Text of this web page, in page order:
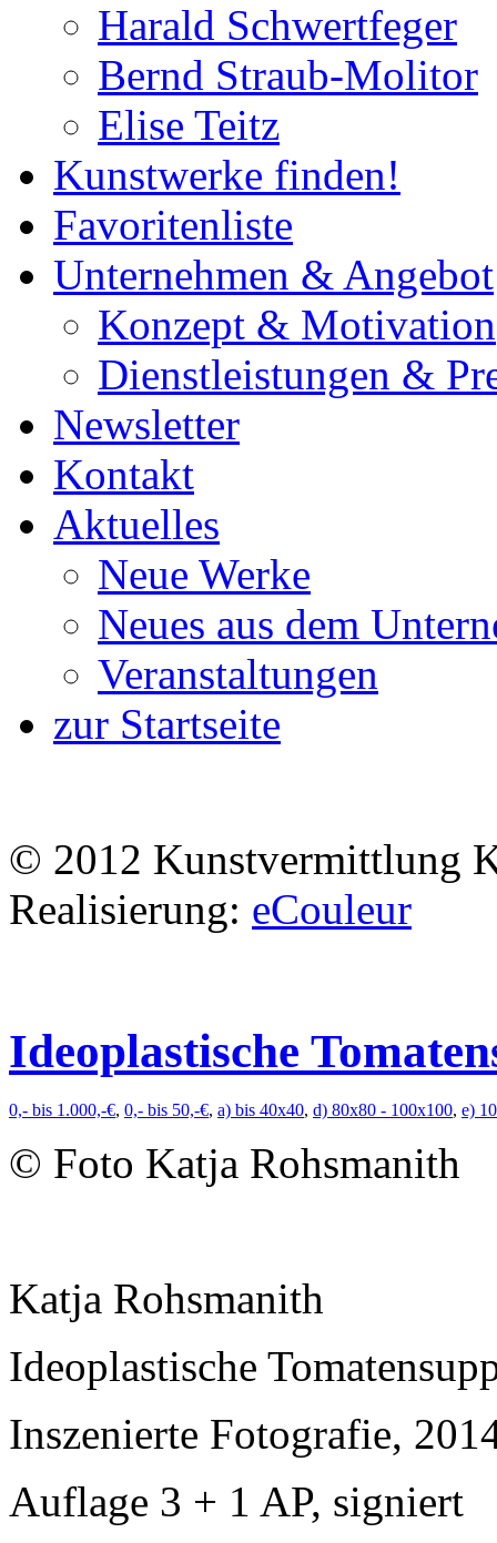
Harald Schwertfeger
Bernd Straub-Molitor
Elise Teitz
Kunstwerke finden!
Favoritenliste
Unternehmen & Angebot
Konzept & Motivation
Dienstleistungen &
Newsletter
Kontakt
Aktuelles
Neue Werke
Neues aus dem
Veranstaltungen
zur Startseite
© 2012 Kunstvermittlung
Realisierung: eCouleur
Ideoplastische
0,- bis 1.000,-€, 0,- bis 50,-€, a) bis 40x40, d) 80x80 - 100x100, e)
© Foto Katja Rohsmanith
Katja Rohsmanith
Ideoplastische
Inszenierte Fotografie,
Auflage 3 + 1 AP, signiert